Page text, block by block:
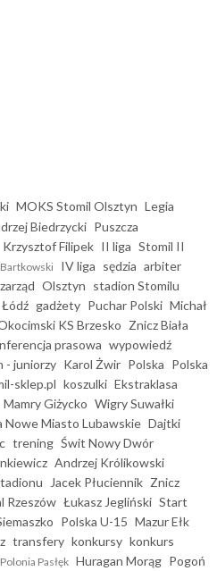
MOKS Stomil Olsztyn Legia
Biedrzycki Puszcza
Krzysztof Filipek II liga Stomil II
IV liga sędzia arbiter
zarząd Olsztyn stadion Stomilu
gadżety Puchar Polski Michał
KS Brzesko Znicz Biała
prasowa wypowiedź
- juniorzy Karol Żwir Polska Polska
sklep.pl koszulki Ekstraklasa
Mamry Giżycko Wigry Suwałki
Nowe Miasto Lubawskie Dajtki
trening Świt Nowy Dwór
Andrzej Królikowski
Jacek Płuciennik Znicz
Rzeszów Łukasz Jegliński Start
Polska U-15 Mazur Ełk
transfery konkursy konkurs
Polonia Pasłęk Huragan Morąg Pogoń